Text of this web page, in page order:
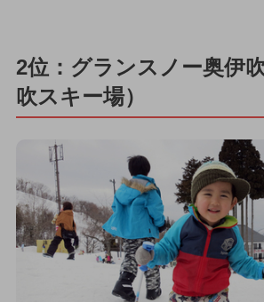
2位：グランスノー奥伊
吹スキー場）